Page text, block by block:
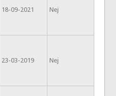
18-09-2021 Nej
23-03-2019 Nej